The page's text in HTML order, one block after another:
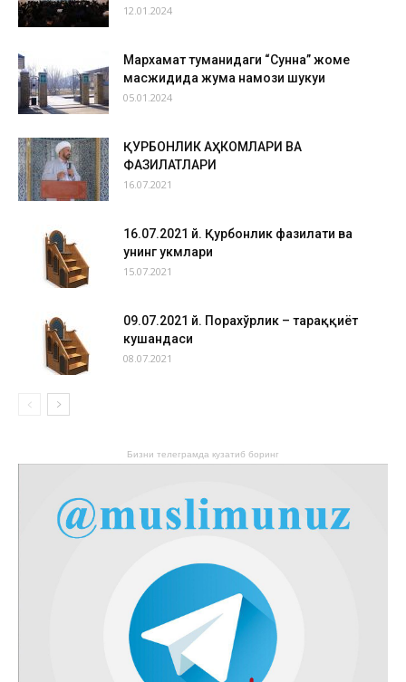
12.01.2024
Мархамат туманидаги “Сунна” жоме
масжидида жума намози шукуҳи
05.01.2024
ҚУРБОНЛИК АҲКОМЛАРИ ВА
ФАЗИЛАТЛАРИ
16.07.2021
16.07.2021 й. Қурбонлик фазилати ва
унинг ҳукмлари
15.07.2021
09.07.2021 й. Порахўрлик – тараққиёт
кушандаси
08.07.2021
Бизни телеграмда кузатиб боринг